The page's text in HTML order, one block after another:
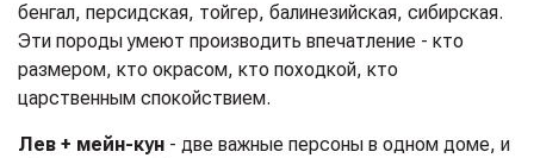
бенгал, персидская, тойгер, балинезийская, сибирская.
Эти породы умеют производить впечатление - кто
размером, кто окрасом, кто походкой, кто
царственным спокойствием.
Лев + мейн-кун - две важные персоны в одном доме, и